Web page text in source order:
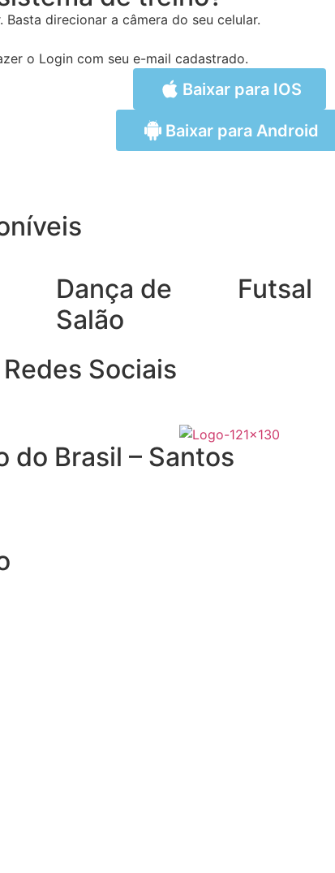
Basta direcionar a câmera do seu celular.
o Login com seu e-mail cadastrado.
Baixar para IOS
Baixar para Android
Dança de
Salão
Futsal
Sociais
do Brasil – Santos